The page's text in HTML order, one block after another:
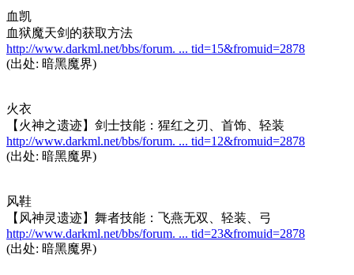
血凯
血狱魔天剑的获取方法
http://www.darkml.net/bbs/forum. ... tid=15&fromuid=2878
(出处: 暗黑魔界)
火衣
【火神之遗迹】剑士技能：猩红之刃、首饰、轻装
http://www.darkml.net/bbs/forum. ... tid=12&fromuid=2878
(出处: 暗黑魔界)
风鞋
【风神灵遗迹】舞者技能：飞燕无双、轻装、弓
http://www.darkml.net/bbs/forum. ... tid=23&fromuid=2878
(出处: 暗黑魔界)